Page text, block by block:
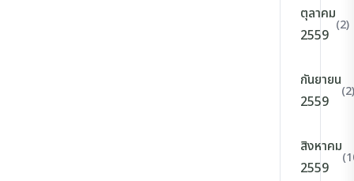
ตุลาคม
2559
(2)
กันยายน
2559
(2)
สิงหาคม
2559